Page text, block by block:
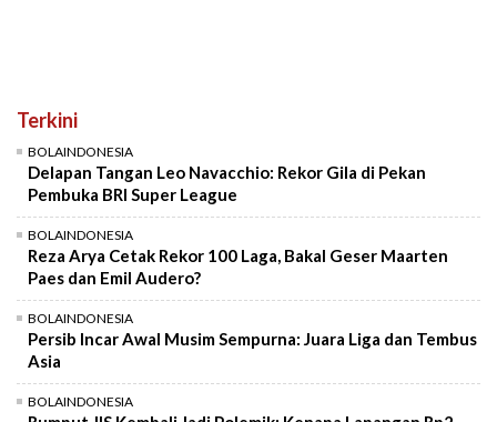
Terkini
BOLAINDONESIA
Delapan Tangan Leo Navacchio: Rekor Gila di Pekan
Pembuka BRI Super League
BOLAINDONESIA
Reza Arya Cetak Rekor 100 Laga, Bakal Geser Maarten
Paes dan Emil Audero?
BOLAINDONESIA
Persib Incar Awal Musim Sempurna: Juara Liga dan Tembus
Asia
BOLAINDONESIA